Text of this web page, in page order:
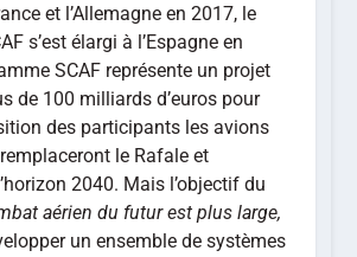
et l’Allemagne en 2017, le
s’est élargi à l’Espagne en
SCAF représente un projet
de 100 milliards d’euros pour
des participants les avions
le Rafale et
2040. Mais l’objectif du
aérien du futur est plus large,
un ensemble de systèmes